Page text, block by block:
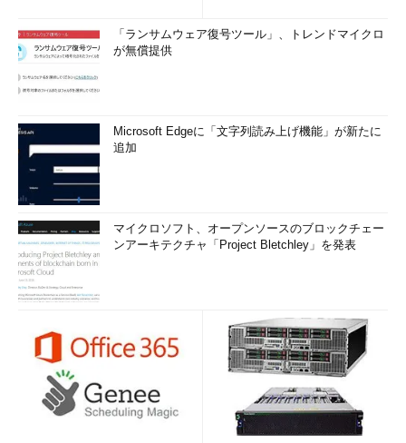
「ランサムウェア復号ツール」、トレンドマイクロ
が無償提供
Microsoft Edgeに「文字列読み上げ機能」が新たに
追加
マイクロソフト、オープンソースのブロックチェー
ンアーキテクチャ「Project Bletchley」を発表